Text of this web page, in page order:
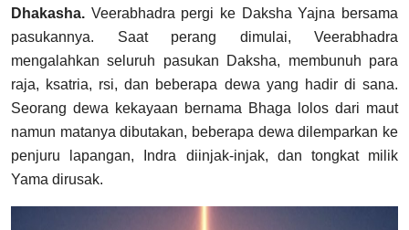
Dhakasha. Veerabhadra pergi ke Daksha Yajna bersama
pasukannya. Saat perang dimulai, Veerabhadra
mengalahkan seluruh pasukan Daksha, membunuh para
raja, ksatria, rsi, dan beberapa dewa yang hadir di sana.
Seorang dewa kekayaan bernama Bhaga lolos dari maut
namun matanya dibutakan, beberapa dewa dilemparkan ke
penjuru lapangan, Indra diinjak-injak, dan tongkat milik
Yama dirusak.